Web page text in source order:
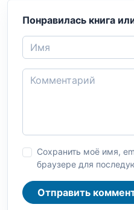
Понравилась книга
Сохранить моё имя,
браузере для
Отправить